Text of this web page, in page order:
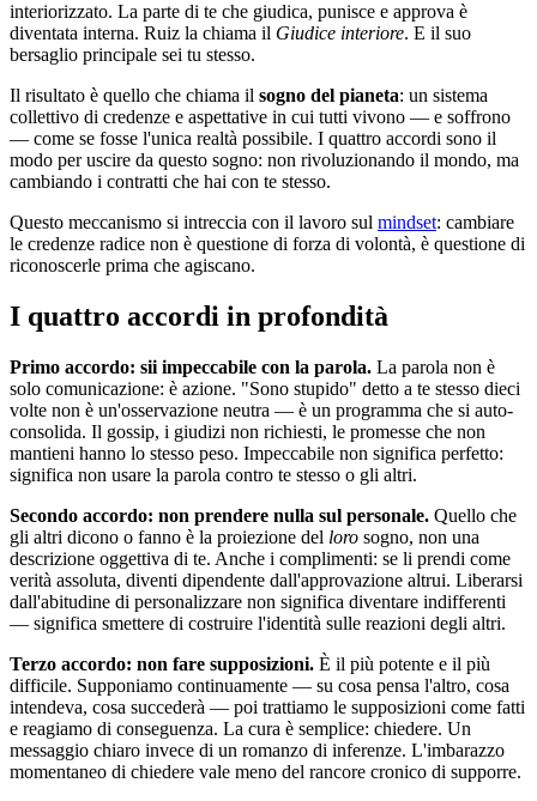
interiorizzato. La parte di te che giudica, punisce e approva è
diventata interna. Ruiz la chiama il Giudice interiore. E il suo
bersaglio principale sei tu stesso.
Il risultato è quello che chiama il sogno del pianeta: un sistema
collettivo di credenze e aspettative in cui tutti vivono — e soffrono
— come se fosse l'unica realtà possibile. I quattro accordi sono il
modo per uscire da questo sogno: non rivoluzionando il mondo, ma
cambiando i contratti che hai con te stesso.
Questo meccanismo si intreccia con il lavoro sul mindset: cambiare
le credenze radice non è questione di forza di volontà, è questione di
riconoscerle prima che agiscano.
I quattro accordi in profondità
Primo accordo: sii impeccabile con la parola. La parola non è
solo comunicazione: è azione. "Sono stupido" detto a te stesso dieci
volte non è un'osservazione neutra — è un programma che si auto-
consolida. Il gossip, i giudizi non richiesti, le promesse che non
mantieni hanno lo stesso peso. Impeccabile non significa perfetto:
significa non usare la parola contro te stesso o gli altri.
Secondo accordo: non prendere nulla sul personale. Quello che
gli altri dicono o fanno è la proiezione del loro sogno, non una
descrizione oggettiva di te. Anche i complimenti: se li prendi come
verità assoluta, diventi dipendente dall'approvazione altrui. Liberarsi
dall'abitudine di personalizzare non significa diventare indifferenti
— significa smettere di costruire l'identità sulle reazioni degli altri.
Terzo accordo: non fare supposizioni. È il più potente e il più
difficile. Supponiamo continuamente — su cosa pensa l'altro, cosa
intendeva, cosa succederà — poi trattiamo le supposizioni come fatti
e reagiamo di conseguenza. La cura è semplice: chiedere. Un
messaggio chiaro invece di un romanzo di inferenze. L'imbarazzo
momentaneo di chiedere vale meno del rancore cronico di supporre.